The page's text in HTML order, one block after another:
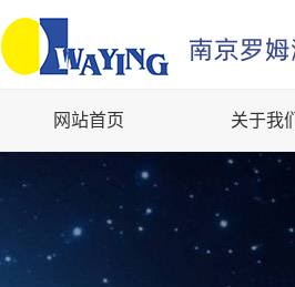
网站首页 关于我们